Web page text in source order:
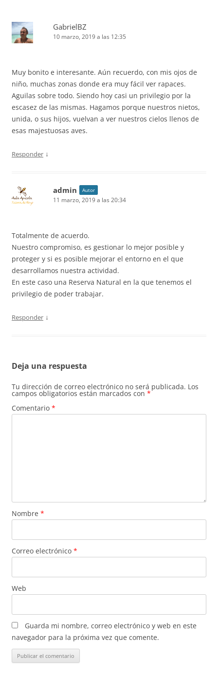
GabrielBZ
10 marzo, 2019 a las 12:35
Muy bonito e interesante. Aún recuerdo, con mis ojos de
niño, muchas zonas donde era muy fácil ver rapaces.
Aguilas sobre todo. Siendo hoy casi un privilegio por la
escasez de las mismas. Hagamos porque nuestros nietos,
unida, o sus hijos, vuelvan a ver nuestros cielos llenos de
esas majestuosas aves.
Responder ↓
admin Autor
11 marzo, 2019 a las 20:34
Totalmente de acuerdo.
Nuestro compromiso, es gestionar lo mejor posible y
proteger y si es posible mejorar el entorno en el que
desarrollamos nuestra actividad.
En este caso una Reserva Natural en la que tenemos el
privilegio de poder trabajar.
Responder ↓
Deja una respuesta
Tu dirección de correo electrónico no será publicada. Los
campos obligatorios están marcados con *
Comentario *
Nombre *
Correo electrónico *
Web
Guarda mi nombre, correo electrónico y web en este
navegador para la próxima vez que comente.